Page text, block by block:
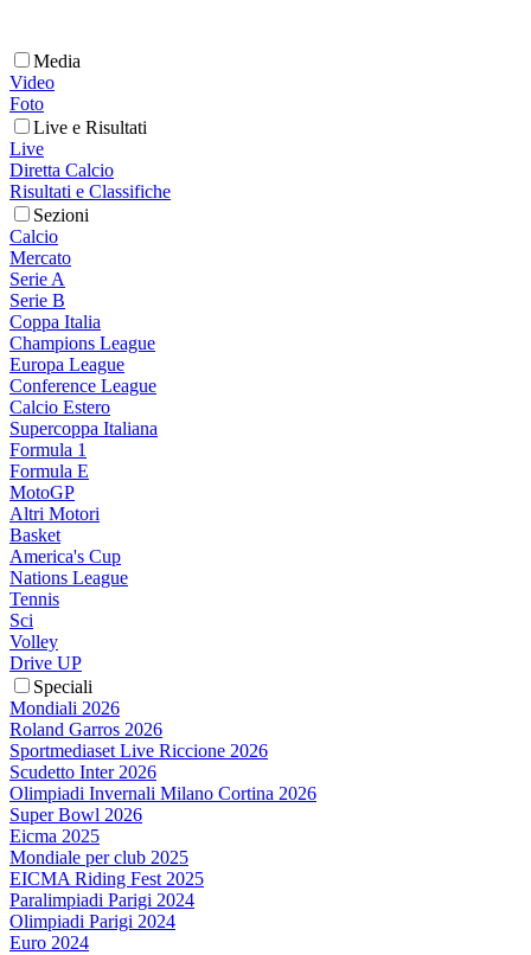
Media
Video
Foto
Live e Risultati
Live
Diretta Calcio
Risultati e Classifiche
Sezioni
Calcio
Mercato
Serie A
Serie B
Coppa Italia
Champions League
Europa League
Conference League
Calcio Estero
Supercoppa Italiana
Formula 1
Formula E
MotoGP
Altri Motori
Basket
America's Cup
Nations League
Tennis
Sci
Volley
Drive UP
Speciali
Mondiali 2026
Roland Garros 2026
Sportmediaset Live Riccione 2026
Scudetto Inter 2026
Olimpiadi Invernali Milano Cortina 2026
Super Bowl 2026
Eicma 2025
Mondiale per club 2025
EICMA Riding Fest 2025
Paralimpiadi Parigi 2024
Olimpiadi Parigi 2024
Euro 2024